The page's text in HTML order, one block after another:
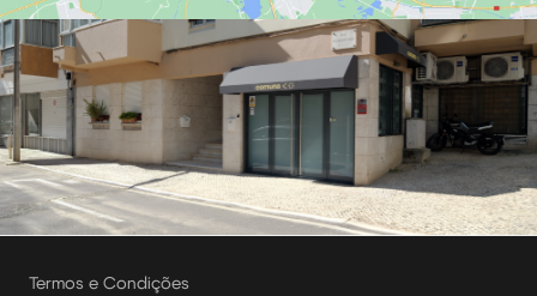
Termos e Condições